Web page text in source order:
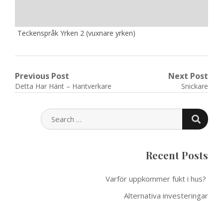
Teckenspråk Yrken 2 (vuxnare yrken)
Post
navigation
Previous Post
Previous
Detta Har Hänt – Hantverkare
Next Post
Next
Snickare
SEARCH
FOR:
Recent Posts
Varför uppkommer fukt i hus?
Alternativa investeringar